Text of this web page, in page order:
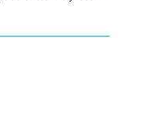
vos préférences